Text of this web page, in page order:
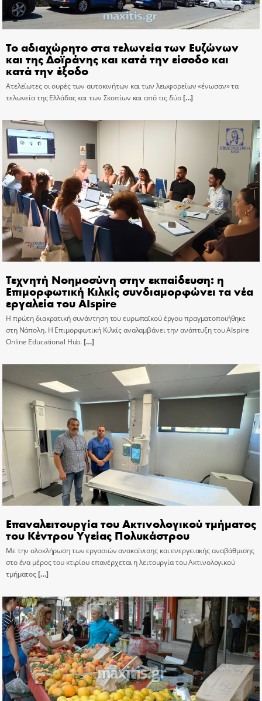
Το αδιαχώρητο στα τελωνεία των Ευζώνων
και της Δοϊράνης και κατά την είσοδο και
κατά την έξοδο
Ατελείωτες οι ουρές των αυτοκινήτων και των λεωφορείων «ένωσαν» τα
τελωνεία της Ελλάδας και των Σκοπίων και από τις δύο[…]
Τεχνητή Νοημοσύνη στην εκπαίδευση: η
Επιμορφωτική Κιλκίς συνδιαμορφώνει τα νέα
εργαλεία του AIspire
Η πρώτη διακρατική συνάντηση του ευρωπαϊκού έργου πραγματοποιήθηκε
στη Νάπολη. Η Επιμορφωτική Κιλκίς αναλαμβάνει την ανάπτυξη του AIspire
Online Educational Hub.[…]
Επαναλειτουργία του Ακτινολογικού τμήματος
του Κέντρου Υγείας Πολυκάστρου
Με την ολοκλήρωση των εργασιών ανακαίνισης και ενεργειακής αναβάθμισης
στο ένα μέρος του κτιρίου επανέρχεται η λειτουργία του Ακτινολογικού
τμήματος[…]